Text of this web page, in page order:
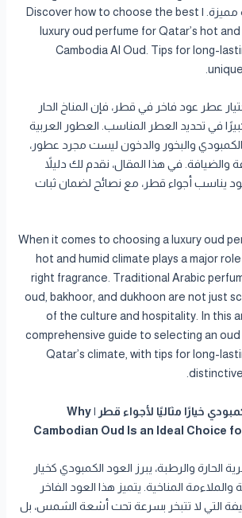
العطر وتجربة عطرية مميزة. | Discover how to choose the best
luxury oud perfume for Qatar’s hot
Cambodia Al Oud. Tips for long-
عطر عود فاخر في قطر، فإن المناخ الحار
في تحديد العطر المناسب. العطور العربية
الكمبودي والبخور والدخون ليست مجرد عطور،
والضيافة. في هذا المقال، نقدم لك دليلاً
يناسب أجواء قطر، مع نصائح لضمان ثبات
When it comes to choosing a luxury oud
hot and humid climate plays a major
right fragrance. Traditional Arabic
oud, bakhoor, and dukhoon are not just
of the culture and hospitality. In this
comprehensive guide to selecting an
Qatar’s climate, with tips for long-
لماذا يعتبر العود الكمبودي خيارًا مثاليًا لأجواء قطر | Why
Cambodian Oud Is an Ideal Choice
الحارة والرطبة، يبرز العود الكمبودي كخيار
والملاءمة المناخية. يتميز هذا العود الفاخر
التي لا تتبخر بسرعة تحت أشعة الشمس، بل